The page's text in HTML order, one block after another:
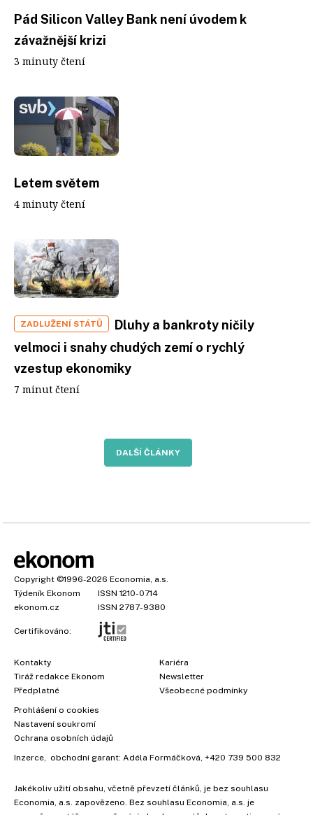
Pád Silicon Valley Bank není úvodem k
závažnější krizi
3 minuty čtení
Letem světem
4 minuty čtení
ZADLUŽENÍ STÁTŮ
Dluhy a bankroty ničily
velmoci i snahy chudých zemí o rychlý
vzestup ekonomiky
7 minut čtení
DALŠÍ ČLÁNKY
Copyright ©1996-2026 Economia, a.s.
Týdeník Ekonom
ISSN 1210-0714
ekonom.cz
ISSN 2787-9380
Certifikováno:
Kontakty
Tiráž redakce Ekonom
Předplatné
Kariéra
Newsletter
Všeobecné podmínky
Prohlášení o cookies
Nastavení soukromí
Ochrana osobních údajů
Inzerce, obchodní garant: Adéla Formáčková, +420 739 500 832
Jakékoliv užití obsahu, včetně převzetí článků, je bez souhlasu
Economia, a.s. zapovězeno. Bez souhlasu Economia, a.s. je